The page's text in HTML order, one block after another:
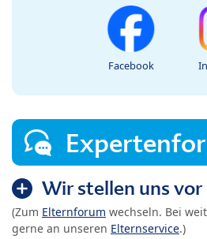
Facebook
Wir stellen uns vor
(Zum Elternforum wechseln. Bei
gerne an unseren Elternservice.)